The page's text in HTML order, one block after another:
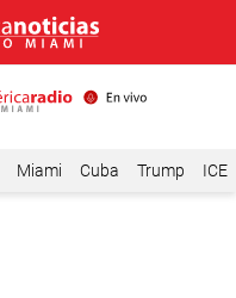
Miami Cuba Trump ICE